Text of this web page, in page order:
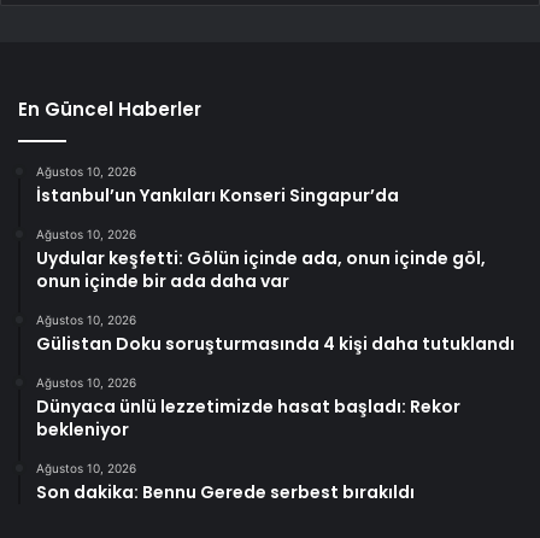
En Güncel Haberler
Ağustos 10, 2026
İstanbul’un Yankıları Konseri Singapur’da
Ağustos 10, 2026
Uydular keşfetti: Gölün içinde ada, onun içinde göl,
onun içinde bir ada daha var
Ağustos 10, 2026
Gülistan Doku soruşturmasında 4 kişi daha tutuklandı
Ağustos 10, 2026
Dünyaca ünlü lezzetimizde hasat başladı: Rekor
bekleniyor
Ağustos 10, 2026
Son dakika: Bennu Gerede serbest bırakıldı